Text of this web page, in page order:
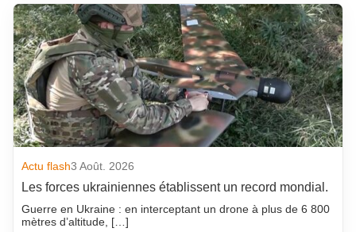
Actu flash3 Août. 2026
Les forces ukrainiennes établissent un record mondial.
Guerre en Ukraine : en interceptant un drone à plus de 6 800
mètres d’altitude, […]